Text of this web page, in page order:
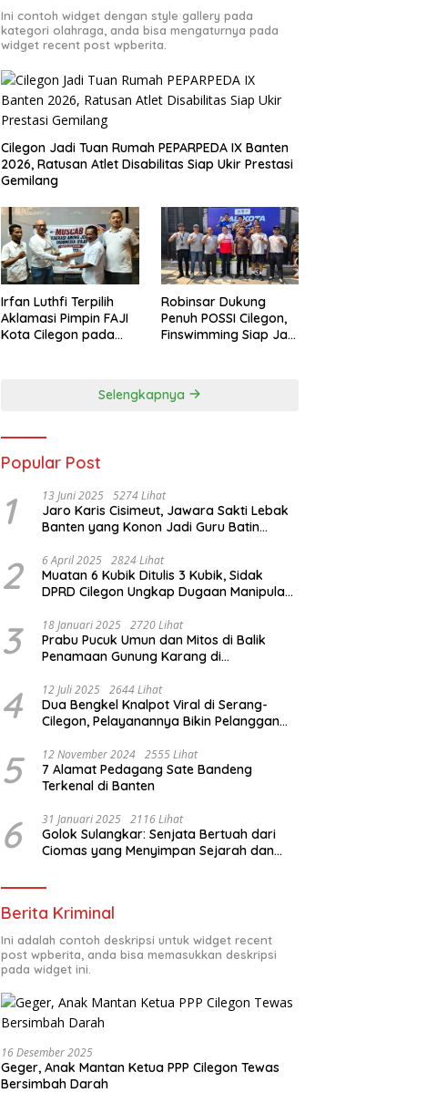
Ini contoh widget dengan style gallery pada
kategori olahraga, anda bisa mengaturnya pada
widget recent post wpberita.
Cilegon Jadi Tuan Rumah PEPARPEDA IX Banten
2026, Ratusan Atlet Disabilitas Siap Ukir Prestasi
Gemilang
Irfan Luthfi Terpilih
Aklamasi Pimpin FAJI
Kota Cilegon pada
Robinsar Dukung
Penuh POSSI Cilegon,
Finswimming Siap Jadi
Selengkapnya
Popular Post
1 13 Juni 2025 5274 Lihat
Jaro Karis Cisimeut, Jawara Sakti Lebak
Banten yang Konon Jadi Guru Batin
2 6 April 2025 2824 Lihat
Muatan 6 Kubik Ditulis 3 Kubik, Sidak
DPRD Cilegon Ungkap Dugaan Manipulasi
3 18 Januari 2025 2720 Lihat
Prabu Pucuk Umun dan Mitos di Balik
Penamaan Gunung Karang di
4 12 Juli 2025 2644 Lihat
Dua Bengkel Knalpot Viral di Serang-
Cilegon, Pelayanannya Bikin Pelanggan
5 12 November 2024 2555 Lihat
7 Alamat Pedagang Sate Bandeng
Terkenal di Banten
6 31 Januari 2025 2116 Lihat
Golok Sulangkar: Senjata Bertuah dari
Ciomas yang Menyimpan Sejarah dan
Berita Kriminal
Ini adalah contoh deskripsi untuk widget recent
post wpberita, anda bisa memasukkan deskripsi
pada widget ini.
16 Desember 2025
Geger, Anak Mantan Ketua PPP Cilegon Tewas
Bersimbah Darah